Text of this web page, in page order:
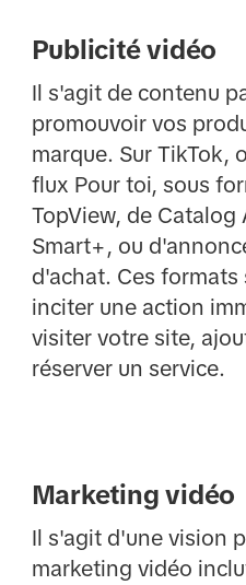
Publicité vidéo
Il s'agit de contenu
promouvoir vos
marque. Sur TikTok,
flux Pour toi, sous
TopView, de
Smart+, ou
d'achat. Ces
inciter une action
visiter votre site,
réserver un service.
Marketing vidéo
Il s'agit d'une vision
marketing vidéo